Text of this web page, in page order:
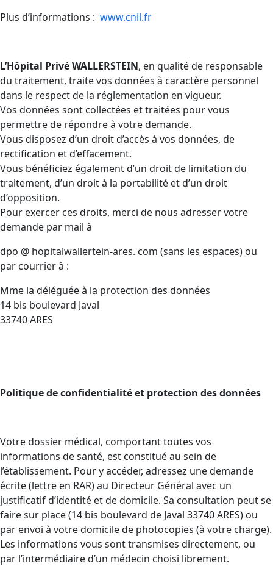
Plus d’informations : www.cnil.fr
L’Hôpital Privé WALLERSTEIN, en qualité de responsable
du traitement, traite vos données à caractère personnel
dans le respect de la réglementation en vigueur.
Vos données sont collectées et traitées pour vous
permettre de répondre à votre demande.
Vous disposez d’un droit d’accès à vos données, de
rectification et d’effacement.
Vous bénéficiez également d’un droit de limitation du
traitement, d’un droit à la portabilité et d’un droit
d’opposition.
Pour exercer ces droits, merci de nous adresser votre
demande par mail à
dpo @ hopitalwallertein-ares. com (sans les espaces) ou
par courrier à :
Mme la déléguée à la protection des données
14 bis boulevard Javal
33740 ARES
Politique de confidentialité et protection des données
Votre dossier médical, comportant toutes vos
informations de santé, est constitué au sein de
l’établissement. Pour y accéder, adressez une demande
écrite (lettre en RAR) au Directeur Général avec un
justificatif d’identité et de domicile. Sa consultation peut se
faire sur place (14 bis boulevard de Javal 33740 ARES) ou
par envoi à votre domicile de photocopies (à votre charge).
Les informations vous sont transmises directement, ou
par l’intermédiaire d’un médecin choisi librement.